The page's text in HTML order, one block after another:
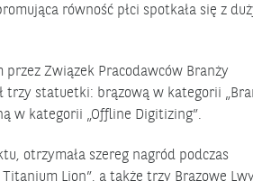
równość płci spotkała się z
przez Związek Pracodawców Branży
trzy statuetki: brązową w kategorii
w kategorii „Offline Digitizing”.
otrzymała szereg nagród podczas
Lion”, a także trzy Brązowe